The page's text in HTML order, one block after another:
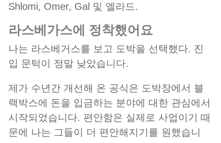
Shlomi, Omer, Gal 및 엘라드.
라스베가스에 정착했어요
나는 라스베거스를 보고 도박을 선택했다. 진
입 문턱이 정말 낮았습니다.
제가 수년간 개선해 온 공식은 도박장에서 블
랙박스에 돈을 입금하는 분야에 대한 관심에서
시작되었습니다. 편안함은 실제로 사업이기 때
문에 나는 그들이 더 편안해지기를 원했습니